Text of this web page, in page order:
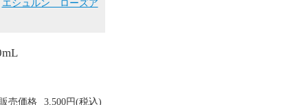
エシュルン ローズア
売価格 3,500円(税込)